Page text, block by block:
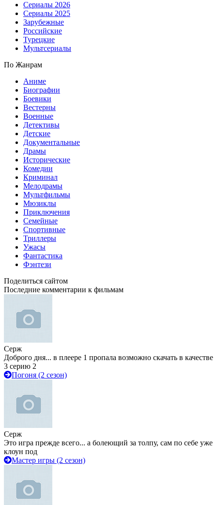
Сериалы 2026
Сериалы 2025
Зарубежные
Российские
Турецкие
Мультсериалы
По Жанрам
Аниме
Биографии
Боевики
Вестерны
Военные
Детективы
Детские
Документальные
Драмы
Исторические
Комедии
Криминал
Мелодрамы
Мультфильмы
Мюзиклы
Приключения
Семейные
Спортивные
Триллеры
Ужасы
Фантастика
Фэнтези
Поделиться сайтом
Последние комментарии к фильмам
Серж
Доброго дня... в плеере 1 пропала возможно скачать в качестве
3 серию 2
Погоня (2 сезон)
Серж
Это игра прежде всего... а болеющий за толпу, сам по себе уже
клоун под
Мастер игры (2 сезон)